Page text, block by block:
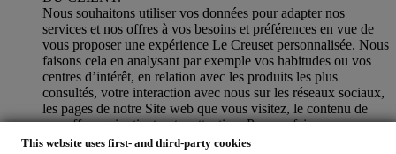
This website uses first- and third-party cookies
Nous souhaitons utiliser vos données pour adapter nos
services et nos offres à vos besoins et préférences en vue de
vous proposer une expérience Le Creuset personnalisée. Nous
faisons cela en analysant par exemple vos habitudes ou vos
centres d’intérêt, en relation avec les produits les plus
consultés, votre interaction avec nous sur les réseaux sociaux,
les pages de notre Site web que vous visitez, le contenu de
nos offres qui retient votre attention. Pour ce faire, nous avons
principalement recours à des cookies et des technologies